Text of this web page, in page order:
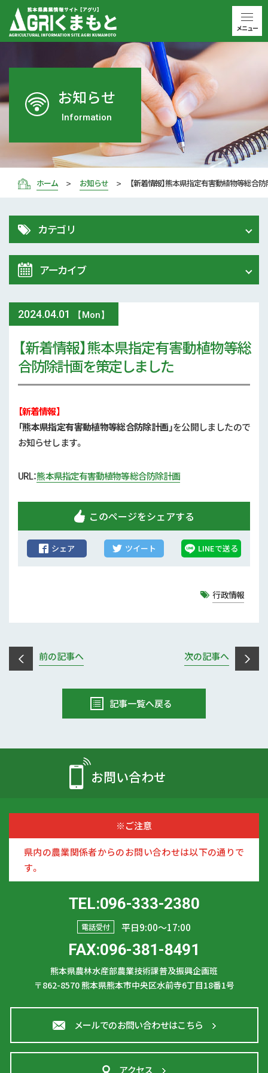
お知らせ
Information
ホーム お知らせ 【新着情報】熊本県指定有害動植物等総合
2024.04.01 【Mon】
【新着情報】熊本県指定有害動植物等総
合防除計画を策定しました
【新着情報】
「熊本県指定有害動植物等総合防除計画」を公開しましたので
お知らせします。
URL：熊本県指定有害動植物等総合防除計画
このページをシェアする
シェア ツイート LINEで送る
行政情報
前の記事へ 次の記事へ
記事一覧へ戻る
カテゴリ
令和8年 熊本地震関連情報
農業大学校
スマート農業
技術と方法
現地情報
行政情報
補助事業
農業コンクール大会
アーカイブ
2026年 (77)
2025年 (107)
2024年 (125)
2022年 (170)
2019年 (5)
お問い合わせ
※ご注意
県内の農業関係者からのお問い合わせは以下の通りで
す。
TEL:096-333-2380
電話受付 平日9:00〜17:00
FAX:096-381-8491
熊本県農林水産部農業技術課普及振興企画班
〒862-8570熊本県熊本市中央区水前寺6丁目18番1号
メールでのお問い合わせはこちら
アクセス
メニュー